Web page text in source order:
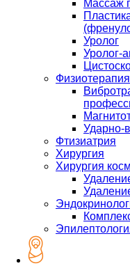
Массаж
Уролог
Уролог-
Физиотерапия
Ударно-
Фтизиатрия
Хирургия
Хирургия